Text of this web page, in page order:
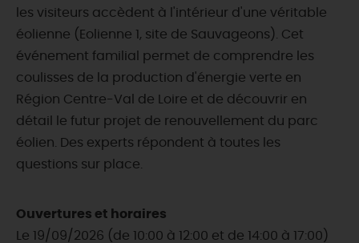
les visiteurs accèdent à l'intérieur d'une véritable
éolienne (Eolienne 1, site de Sauvageons). Cet
événement familial permet de comprendre les
coulisses de la production d'énergie verte en
Région Centre-Val de Loire et de découvrir en
détail le futur projet de renouvellement du parc
éolien. Des experts répondent à toutes les
questions sur place.
Ouvertures et horaires
Le 19/09/2026 (de 10:00 à 12:00 et de 14:00 à 17:00)